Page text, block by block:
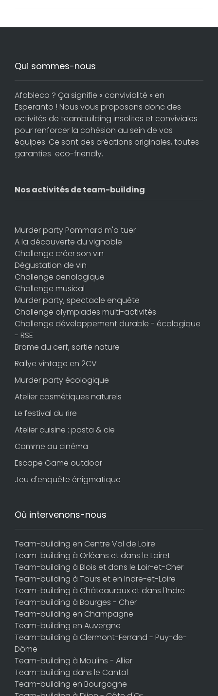
Qui sommes-nous
Afableco ? Ça signifie « convivialité » en
Esperanto ! Nous vous proposons donc des
activités de teambuilding insolites et conviviales
pour renforcer la cohésion au sein de vos
équipes. Ce sont des créations originales, toutes
garanties eco-friendly.
Nos activités de team-building
Murder party Pommard m'a tuer
A la découverte du vignoble
Challenge créer son vin
Dégustation de vin
Challenge oenologique
Challenge musical
Murder party, spectacle enquête
Challenge olympiades multi-activités
Challenge développement durable - écologique
- RSE
Brame du cerf, sortie nature
Rallye vintage en 2CV
Murder party écologique
Atelier cosmétiques naturels
Le festival du rire
Atelier cuisine : pasta & cie
Comme au cinéma
Escape Game outdoor
Jeu d'enquête énigmatique
Où intervenons-nous
Team-building en Centre Val de Loire
Team-building à Orléans et dans le Loiret
Team-building à Blois et dans le Loir-et-Cher
Team-building à Tours et en Indre-et-Loire
Team-building à Châteauroux et dans l'Indre
Team-building à Bourges - Cher
Team-building en Champagne
Team-building en Auvergne
Team-building à Clermont-Ferrand - Puy-de-
Dôme
Team-building à Moulins - Allier
Team-building dans le Cantal
Team-building en Bourgogne